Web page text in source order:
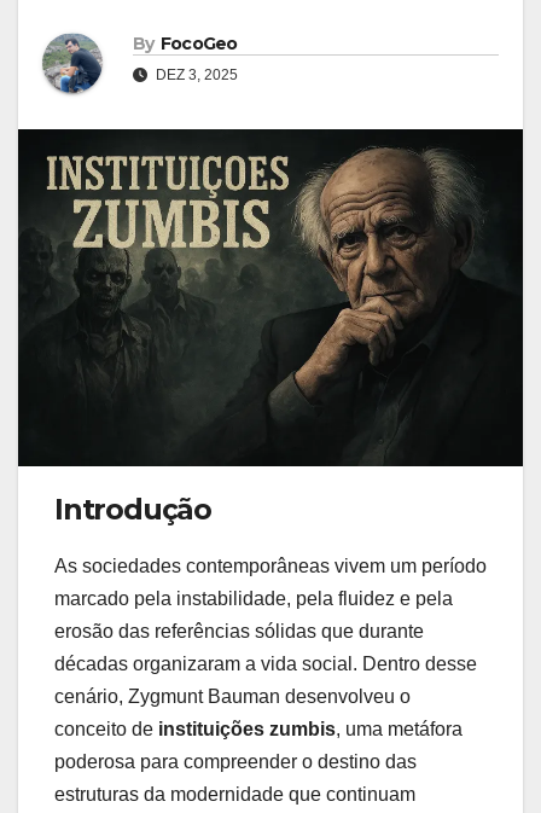
By FocoGeo
DEZ 3, 2025
Introdução
As sociedades contemporâneas vivem um período
marcado pela instabilidade, pela fluidez e pela
erosão das referências sólidas que durante
décadas organizaram a vida social. Dentro desse
cenário, Zygmunt Bauman desenvolveu o
conceito de instituições zumbis, uma metáfora
poderosa para compreender o destino das
estruturas da modernidade que continuam